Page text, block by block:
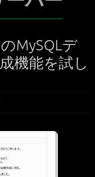
MySQLデ
機能を試し